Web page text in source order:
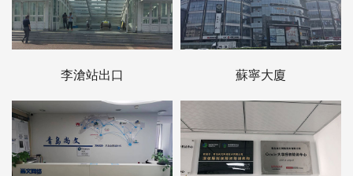
李滄站出口 蘇寧大廈